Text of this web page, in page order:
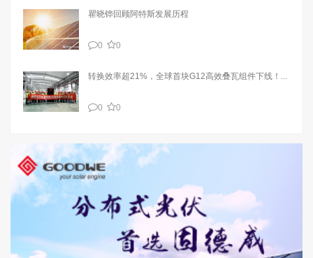
瞿晓铧回顾阿特斯发展历程
0 0
转换效率超21%，全球首块G12高效叠瓦组件下线！...
0 0